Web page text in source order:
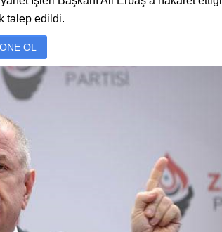
talep edildi.
OL